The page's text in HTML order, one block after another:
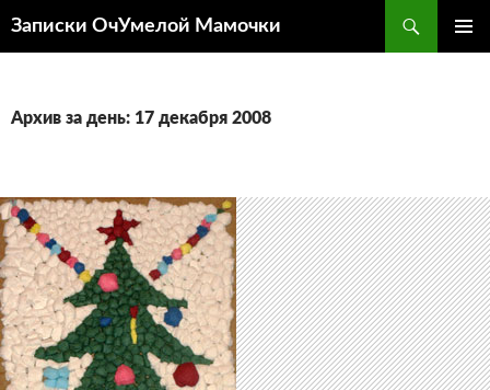
Записки ОчУмелой Мамочки
Архив за день: 17 декабря 2008